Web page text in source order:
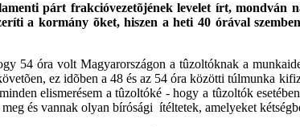
párt frakcióvezetõjének levelet írt, mondván
a kormány õket, hiszen a heti 40 órával
54 óra volt Magyarországon a tûzoltóknak a
ez idõben a 48 és az 54 óra közötti túlmunka
elismerésem a tûzoltóké - hogy a tûzoltók
és vannak olyan bírósági ítéltetek, amelyeket